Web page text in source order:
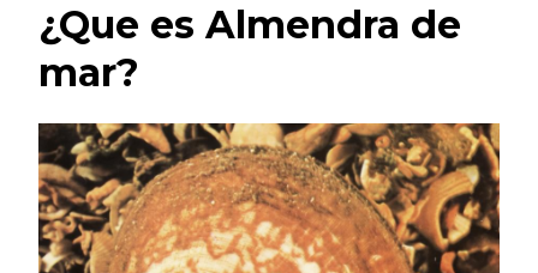
¿Que es Almendra de
mar?